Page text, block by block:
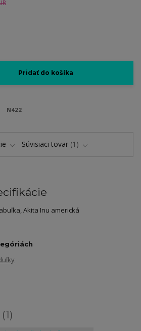
Pridať do košíka
N422
Súvisiaci tovar 1
Akita Inu americká
1